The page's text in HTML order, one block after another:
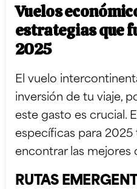
Vuelos
estrategias que
2025
El vuelo
inversión de tu viaje,
este gasto es crucial.
específicas para 2025
encontrar las mejores
RUTAS